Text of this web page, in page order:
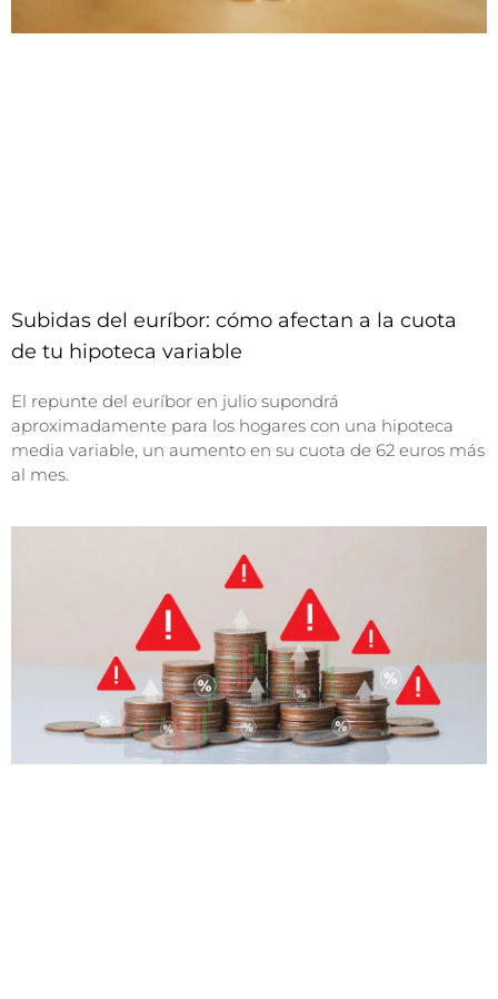
Subidas del euríbor: cómo afectan a la cuota
de tu hipoteca variable
El repunte del euríbor en julio supondrá
aproximadamente para los hogares con una hipoteca
media variable, un aumento en su cuota de 62 euros más
al mes.